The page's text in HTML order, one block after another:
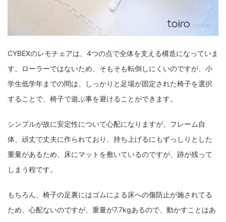
CYBEXのレモチェアは、4つの点で全体を支える構造になっていま
す。ローラーではないため、そもそも転倒しにくいのですが、小
学生低学年までの間は、しっかりと足場が固定された椅子を選択
することで、椅子で遊ぶ事を避けることができます。
シンプルが故に安定性について心配になりますが、フレーム自
体、頑丈で丈夫に作られており、持ち上げるにもずっしりとした
重量があるため、床にマットを敷いているのですが、跡が残って
しまう程です。
もちろん、椅子の足裏にはゴムによる床への傷防止が施されてる
ため、心配ないのですが、重量が7.7kgあるので、動かすことはあ